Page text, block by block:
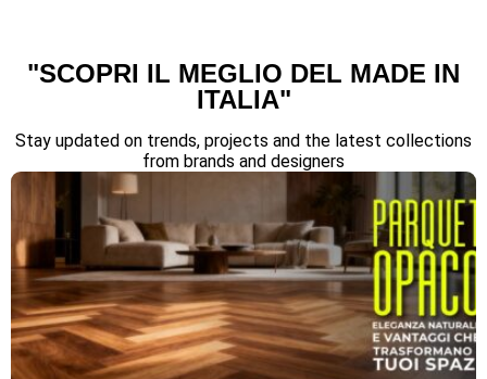
"SCOPRI IL MEGLIO DEL MADE IN
ITALIA"
Stay updated on trends, projects and the latest collections
from brands and designers